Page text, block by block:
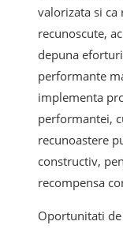
valorizata si
recunoscute,
depuna
performante
implementa
performantei,
recunoastere
constructiv,
recompensa
Oportunitati